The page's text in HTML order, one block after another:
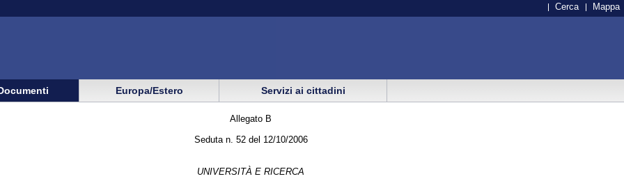
Cerca Mappa
Europa/Estero Servizi ai cittadini
Allegato B
Seduta n. 52 del 12/10/2006
UNIVERSITÀ E RICERCA